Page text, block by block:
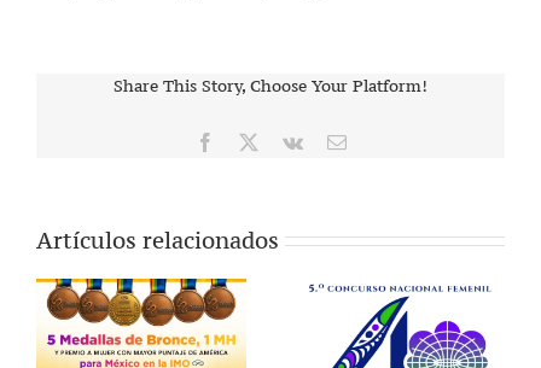
Share This Story, Choose Your Platform!
Facebook Vk
Correo
Artículos relacionados